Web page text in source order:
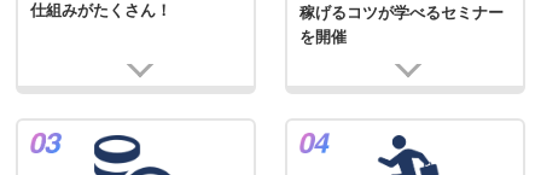
仕組みがたくさん！
稼げるコツが学べるセミナー
を開催